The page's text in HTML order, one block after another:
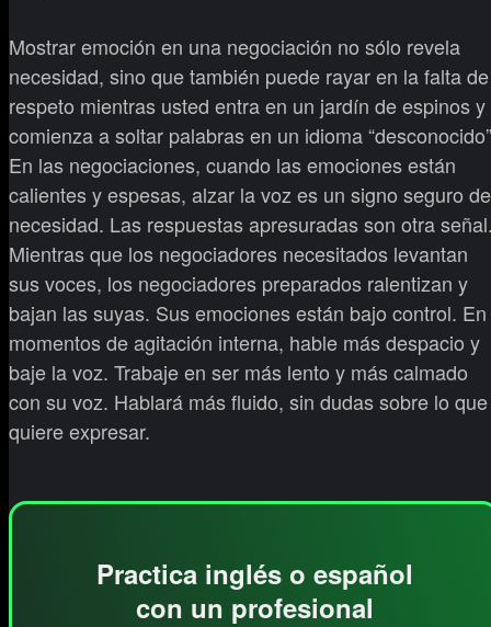
Mostrar emoción en una negociación no sólo revela
necesidad, sino que también puede rayar en la falta de
respeto mientras usted entra en un jardín de espinos y
comienza a soltar palabras en un idioma
En las negociaciones, cuando las emociones están
calientes y espesas, alzar la voz es un signo seguro de
necesidad. Las respuestas apresuradas son otra
Mientras que los negociadores necesitados levantan
sus voces, los negociadores preparados ralentizan y
bajan las suyas. Sus emociones están bajo control. En
momentos de agitación interna, hable más despacio y
baje la voz. Trabaje en ser más lento y más calmado
con su voz. Hablará más fluido, sin dudas sobre lo que
quiere expresar.
Practica inglés o español
con un profesional